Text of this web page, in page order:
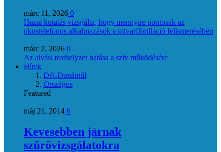
márc 11, 2026 0
Hazai kutatás vizsgálta, hogy mennyire pontosak az
okostelefonos alkalmazások a pitvarfibrilláció felismerésében
márc 2, 2026 0
Az alvási testhelyzet hatása a szív működésére
Hírek
Dél-Dunántúl
Országos
Featured
máj 21, 2014 6
Kevesebben járnak
szűrővizsgálatokra